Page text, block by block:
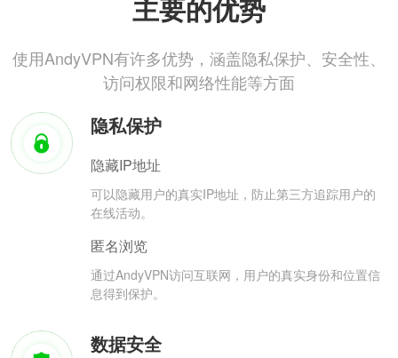
主要的优势
使用AndyVPN有许多优势，涵盖隐私保护、安全性、
访问权限和网络性能等方面
隐私保护
隐藏IP地址
可以隐藏用户的真实IP地址，防止第三方追踪用户的
在线活动。
匿名浏览
通过AndyVPN访问互联网，用户的真实身份和位置信
息得到保护。
数据安全